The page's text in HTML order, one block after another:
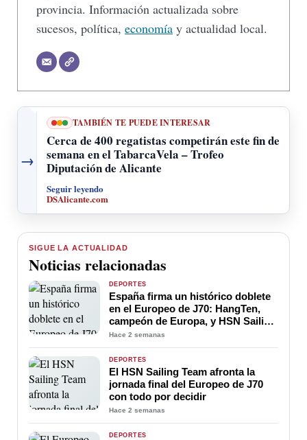
provincia. Información actualizada sobre
sucesos, política, economía y actualidad local.
→
TAMBIÉN TE PUEDE INTERESAR
Cerca de 400 regatistas competirán este fin de
semana en el TabarcaVela – Trofeo
Diputación de Alicante
Seguir leyendo
DSAlicante.com
SIGUE LA ACTUALIDAD
Noticias relacionadas
DEPORTES
España firma un histórico doblete
en el Europeo de J70: HangTen,
campeón de Europa, y HSN Sailing
Team, subcampeón
Hace 2 semanas
DEPORTES
El HSN Sailing Team afronta la
jornada final del Europeo de J70
con todo por decidir
Hace 2 semanas
DEPORTES